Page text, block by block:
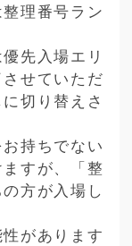
理番号ラン
先入場エリ
せていただ
切り替えさ
持ちでない
すが、「整
方が入場し
があります